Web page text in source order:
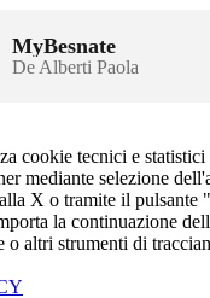
MyBesnate
De Alberti Paola
cookie tecnici e
mediante selezione
X o tramite il pulsante
la continuazione
o altri strumenti di